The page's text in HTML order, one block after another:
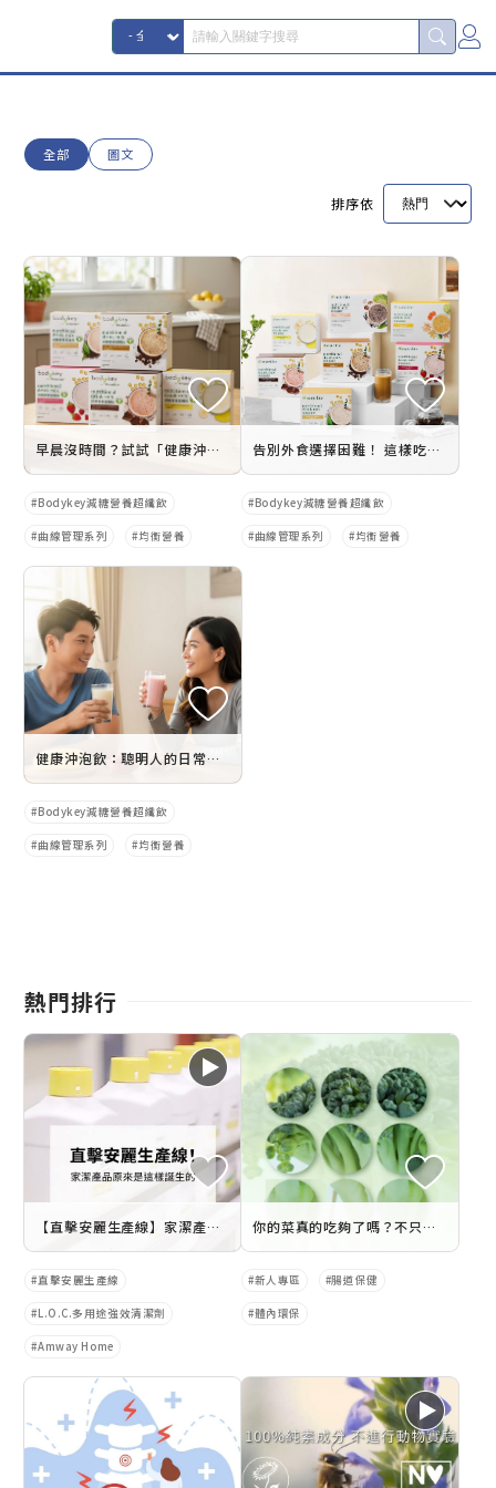
全部 圖文
排序依
早晨沒時間？試試「健康沖泡飲」！忙碌上班族的低負擔營養選擇
Bodykey減糖營養超纖飲
曲線管理系列 均衡營養
告別外食選擇困難！ 這樣吃，快速精準提供優質能量
Bodykey減糖營養超纖飲
曲線管理系列 均衡營養
健康沖泡飲：聰明人的日常飲食策略
Bodykey減糖營養超纖飲
曲線管理系列 均衡營養
熱門排行
【直擊安麗生產線】家潔產品原來是這樣誕生的
直擊安麗生產線
L.O.C.多用途強效清潔劑
Amway Home
你的菜真的吃夠了嗎？不只是便秘，連心情也與膳食纖維有關！
新人專區 腸道保健
體內環保